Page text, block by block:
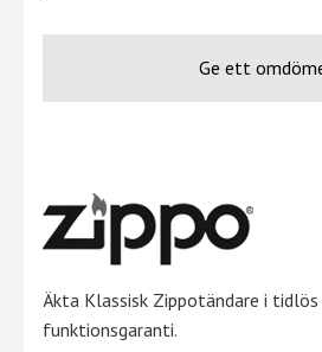
Ge ett
Äkta Klassisk Zippotändare i
funktionsgaranti.